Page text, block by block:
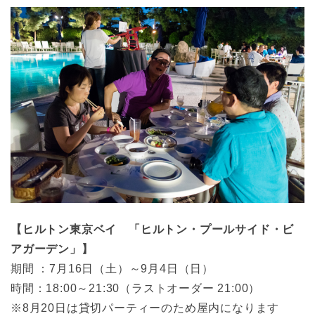
【ヒルトン東京ベイ 「ヒルトン・プールサイド・ビ
アガーデン」】
期間 ：7月16日（土）～9月4日（日）
時間：18:00～21:30（ラストオーダー 21:00）
※8月20日は貸切パーティーのため屋内になります